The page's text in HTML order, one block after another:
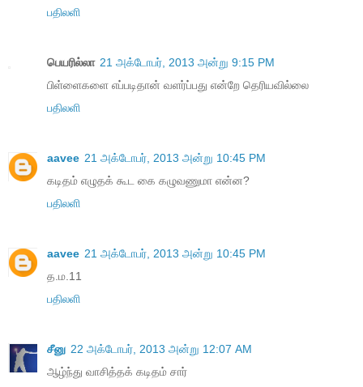
பதிலளி
பெயரில்லா 21 அக்டோபர், 2013 அன்று 9:15 PM
பிள்ளைகளை எப்படிதான் வளர்ப்பது என்றே தெரியவில்லை
பதிலளி
aavee 21 அக்டோபர், 2013 அன்று 10:45 PM
கடிதம் எழுதக் கூட கை கழுவணுமா என்ன?
பதிலளி
aavee 21 அக்டோபர், 2013 அன்று 10:45 PM
த.ம.11
பதிலளி
சீனு 22 அக்டோபர், 2013 அன்று 12:07 AM
ஆழ்ந்து வாசித்தக் கடிதம் சார்